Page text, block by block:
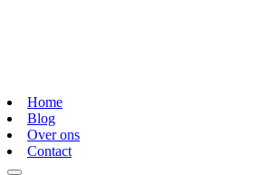
Home
Blog
Over ons
Contact